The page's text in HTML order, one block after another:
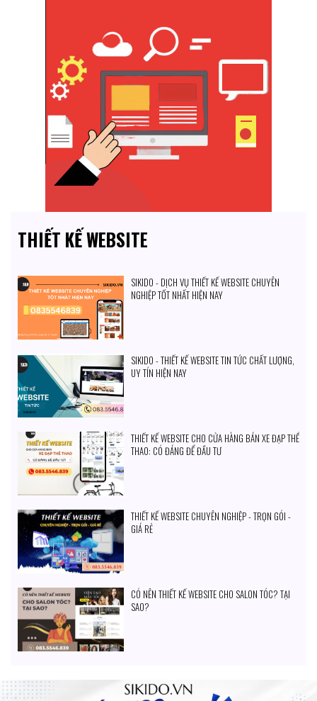
THIẾT KẾ WEBSITE
SIKIDO - DỊCH VỤ THIẾT KẾ WEBSITE CHUYÊN
NGHIỆP TỐT NHẤT HIỆN NAY
SIKIDO - THIẾT KẾ WEBSITE TIN TỨC CHẤT LƯỢNG,
UY TÍN HIỆN NAY
THIẾT KẾ WEBSITE CHO CỬA HÀNG BÁN XE ĐẠP THỂ
THAO: CÓ ĐÁNG ĐỂ ĐẦU TƯ
THIẾT KẾ WEBSITE CHUYÊN NGHIỆP - TRỌN GÓI -
GIÁ RẺ
CÓ NÊN THIẾT KẾ WEBSITE CHO SALON TÓC? TẠI
SAO?